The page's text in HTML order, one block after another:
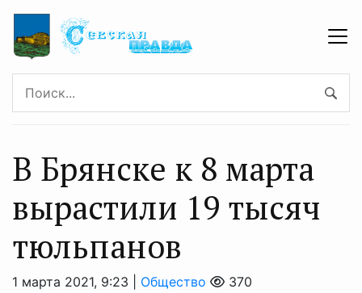
В Брянске к 8 марта
вырастили 19 тысяч
тюльпанов
1 марта 2021, 9:23 | Общество 370